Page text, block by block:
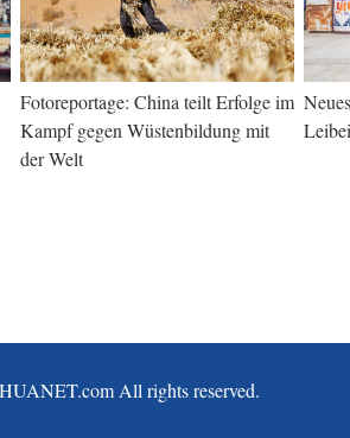
Fotoreportage: China teilt Erfolge im
Kampf gegen Wüstenbildung mit
der Welt
All rights reserved.